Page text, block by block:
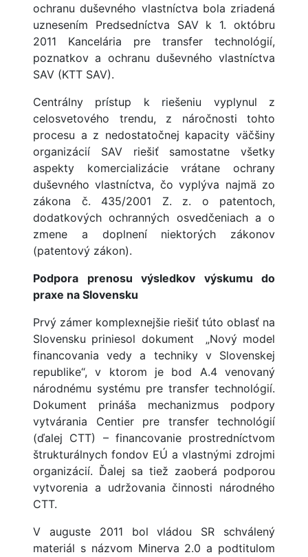
ochranu duševného vlastníctva bola zriadená
uznesením Predsedníctva SAV k 1. októbru
2011 Kancelária pre transfer technológií,
poznatkov a ochranu duševného vlastníctva
SAV (KTT SAV).
Centrálny prístup k riešeniu vyplynul z
celosvetového trendu, z náročnosti tohto
procesu a z nedostatočnej kapacity väčšiny
organizácií SAV riešiť samostatne všetky
aspekty komercializácie vrátane ochrany
duševného vlastníctva, čo vyplýva najmä zo
zákona č. 435/2001 Z. z. o patentoch,
dodatkových ochranných osvedčeniach a o
zmene a doplnení niektorých zákonov
(patentový zákon).
Podpora prenosu výsledkov výskumu do
praxe na Slovensku
Prvý zámer komplexnejšie riešiť túto oblasť na
Slovensku priniesol dokument „Nový model
financovania vedy a techniky v Slovenskej
republike“, v ktorom je bod A.4 venovaný
národnému systému pre transfer technológií.
Dokument prináša mechanizmus podpory
vytvárania Centier pre transfer technológií
(ďalej CTT) – financovanie prostredníctvom
štrukturálnych fondov EÚ a vlastnými zdrojmi
organizácií. Ďalej sa tiež zaoberá podporou
vytvorenia a udržovania činnosti národného
CTT.
V auguste 2011 bol vládou SR schválený
materiál s názvom Minerva 2.0 a podtitulom